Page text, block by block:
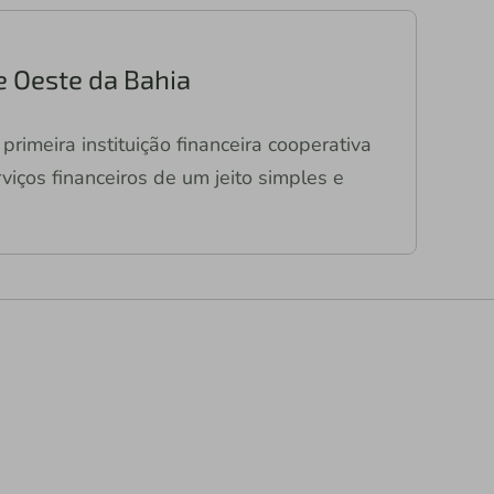
Oeste da Bahia
instituição financeira cooperativa
financeiros de um jeito simples e